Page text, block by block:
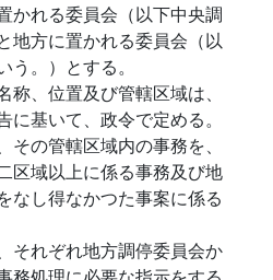
かれる委員会（以下中央調
地方に置かれる委員会（以
。）とする。
、位置及び管轄区域は、
基いて、政令で定める。
の管轄区域内の事務を、
区域以上に係る事務及び地
なし得なかつた事案に係る
それぞれ地方調停委員会か